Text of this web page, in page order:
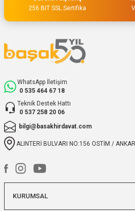
256 BIT SSL Sertifika
WhatsApp İletişim
0 535 464 67 18
Teknik Destek Hattı
0 537 258 20 06
bilgi@basakhirdavat.com
ALINTERİ BULVARI NO:156 OSTİM /
KURUMSAL